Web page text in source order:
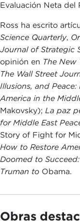
Evaluación Neta del
Ross ha escrito
Science Quarterly,
Journal of Strategic
opinión en The New
The Wall Street
Illusions, and
America in the
Makovsky); La paz
for Middle East
Story of Fight for
How to Restore
Doomed to
Truman to Obama.
Obras